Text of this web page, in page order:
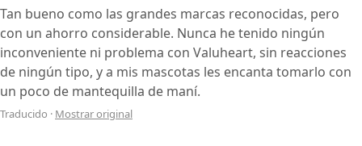
Tan bueno como las grandes marcas reconocidas, pero
con un ahorro considerable. Nunca he tenido ningún
inconveniente ni problema con Valuheart, sin reacciones
de ningún tipo, y a mis mascotas les encanta tomarlo con
un poco de mantequilla de maní.
Traducido · Mostrar original